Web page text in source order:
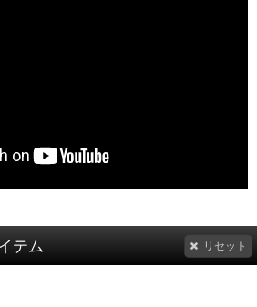
テム リセット